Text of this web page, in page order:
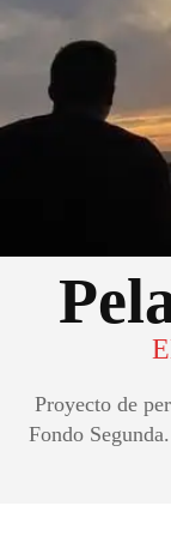
Proyecto de
Fondo